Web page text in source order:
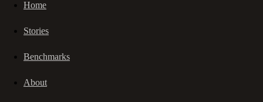
Home
Stories
Benchmarks
About